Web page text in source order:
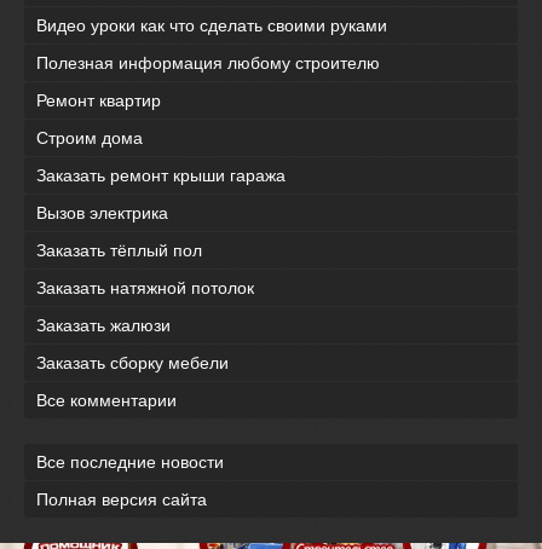
Видео уроки как что сделать своими руками
Полезная информация любому строителю
Ремонт квартир
Строим дома
Заказать ремонт крыши гаража
Вызов электрика
Заказать тёплый пол
Заказать натяжной потолок
Заказать жалюзи
Заказать сборку мебели
Все комментарии
Все последние новости
Полная версия сайта